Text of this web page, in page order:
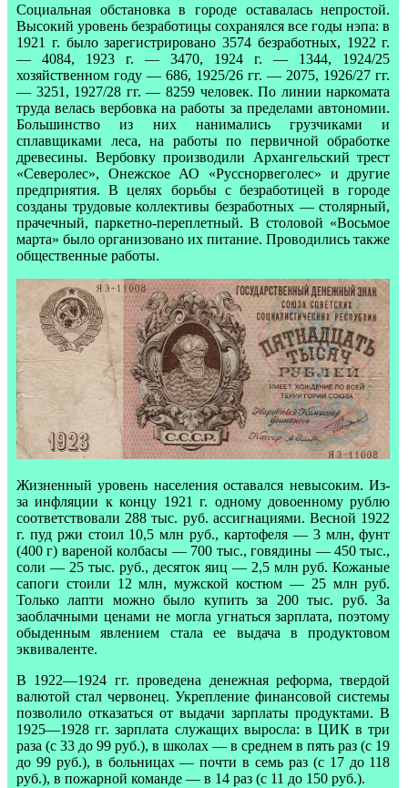
Социальная обстановка в городе оставалась непростой.
Высокий уровень безработицы сохранялся все годы нэпа: в
1921 г. было зарегистрировано 3574 безработных, 1922 г.
— 4084, 1923 г. — 3470, 1924 г. — 1344, 1924/25
хозяйственном году — 686, 1925/26 гг. — 2075, 1926/27 гг.
— 3251, 1927/28 гг. — 8259 человек. По линии наркомата
труда велась вербовка на работы за пределами автономии.
Большинство из них нанимались грузчиками и
сплавщиками леса, на работы по первичной обработке
древесины. Вербовку производили Архангельский трест
«Северолес», Онежское АО «Русснорвеголес» и другие
предприятия. В целях борьбы с безработицей в городе
созданы трудовые коллективы безработных — столярный,
прачечный, паркетно-переплетный. В столовой «Восьмое
марта» было организовано их питание. Проводились также
общественные работы.
Жизненный уровень населения оставался невысоким. Из-
за инфляции к концу 1921 г. одному довоенному рублю
соответствовали 288 тыс. руб. ассигнациями. Весной 1922
г. пуд ржи стоил 10,5 млн руб., картофеля — 3 млн, фунт
(400 г) вареной колбасы — 700 тыс., говядины — 450 тыс.,
соли — 25 тыс. руб., десяток яиц — 2,5 млн руб. Кожаные
сапоги стоили 12 млн, мужской костюм — 25 млн руб.
Только лапти можно было купить за 200 тыс. руб. За
заоблачными ценами не могла угнаться зарплата, поэтому
обыденным явлением стала ее выдача в продуктовом
эквиваленте.
В 1922—1924 гг. проведена денежная реформа, твердой
валютой стал червонец. Укрепление финансовой системы
позволило отказаться от выдачи зарплаты продуктами. В
1925—1928 гг. зарплата служащих выросла: в ЦИК в три
раза (с 33 до 99 руб.), в школах — в среднем в пять раз (с 19
до 99 руб.), в больницах — почти в семь раз (с 17 до 118
руб.), в пожарной команде — в 14 раз (с 11 до 150 руб.).